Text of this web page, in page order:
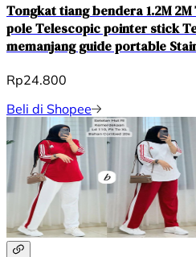
Tongkat tiang bendera 1.2M
pole Telescopic pointer stick
memanjang guide portable
Rp24.800
Beli di Shopee